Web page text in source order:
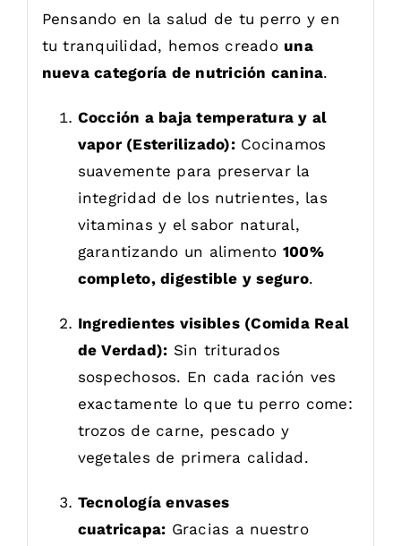
Pensando en la salud de tu perro y en
tu tranquilidad, hemos creado una
nueva categoría de nutrición canina.
Cocción a baja temperatura y al
vapor (Esterilizado):Cocinamos
suavemente para preservar la
integridad de los nutrientes, las
vitaminas y el sabor natural,
garantizando un alimento 100%
completo, digestible y seguro.
Ingredientes visibles (Comida Real
de Verdad): Sin triturados
sospechosos. En cada ración ves
exactamente lo que tu perro come:
trozos de carne, pescado y
vegetales de primera calidad.
Tecnología envases
cuatricapa: Gracias a nuestro